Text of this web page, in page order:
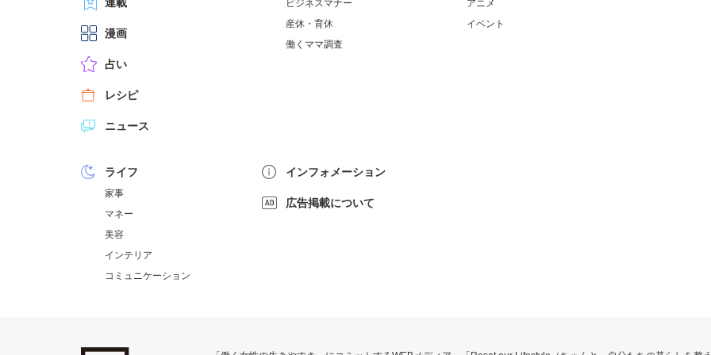
漫画
占い
レシピ
ニュース
ビジネスマナー
産休・育休
働くママ調査
アニメ
イベント
ライフ
家事
マネー
美容
インテリア
コミュニケーション
インフォメーション
広告掲載について